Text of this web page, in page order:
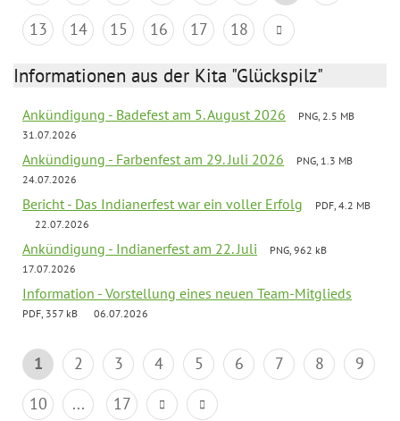
13
14 15 16 17 18
Informationen aus der Kita "Glückspilz"
Ankündigung - Badefest am 5. August 2026
PNG, 2.5 MB
31.07.2026
Ankündigung - Farbenfest am 29. Juli 2026
PNG, 1.3 MB
24.07.2026
Bericht - Das Indianerfest war ein voller Erfolg
PDF, 4.2 MB
22.07.2026
Ankündigung - Indianerfest am 22. Juli
PNG, 962 kB
17.07.2026
Information - Vorstellung eines neuen Team-Mitglieds
PDF, 357 kB 06.07.2026
1 2 3 4 5 6 7 8
9
10
... 17